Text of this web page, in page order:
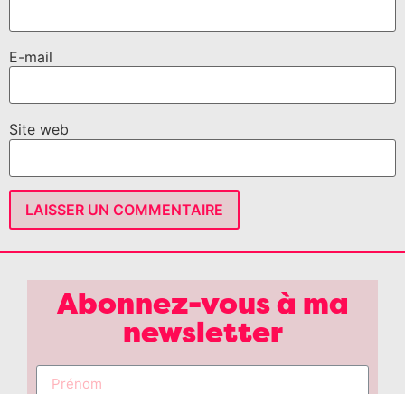
E-mail
Site web
Abonnez-vous à ma
newsletter